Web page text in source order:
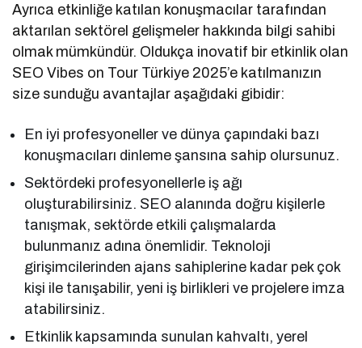
Ayrıca etkinliğe katılan konuşmacılar tarafından
aktarılan sektörel gelişmeler hakkında bilgi sahibi
olmak mümkündür. Oldukça inovatif bir etkinlik olan
SEO Vibes on Tour Türkiye 2025’e katılmanızın
size sunduğu avantajlar aşağıdaki gibidir:
En iyi profesyoneller ve dünya çapındaki bazı
konuşmacıları dinleme şansına sahip olursunuz.
Sektördeki profesyonellerle iş ağı
oluşturabilirsiniz. SEO alanında doğru kişilerle
tanışmak, sektörde etkili çalışmalarda
bulunmanız adına önemlidir. Teknoloji
girişimcilerinden ajans sahiplerine kadar pek çok
kişi ile tanışabilir, yeni iş birlikleri ve projelere imza
atabilirsiniz.
Etkinlik kapsamında sunulan kahvaltı, yerel